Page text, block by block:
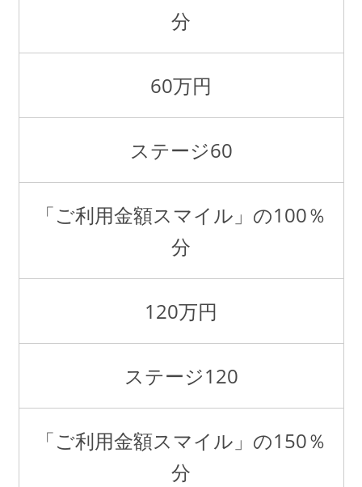
分
60万円
ステージ60
「ご利用金額スマイル」の100％
分
120万円
ステージ120
「ご利用金額スマイル」の150％
分